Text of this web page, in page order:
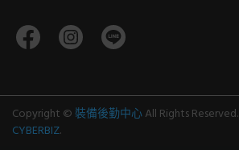
Copyright ©裝備後勤中心All Rights Reserved.
CYBERBIZ.